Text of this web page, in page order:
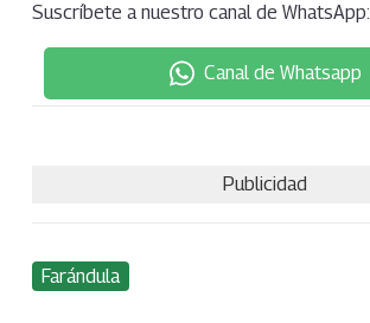
Suscríbete a nuestro canal de WhatsApp:
Canal de Whatsapp
Publicidad
Farándula